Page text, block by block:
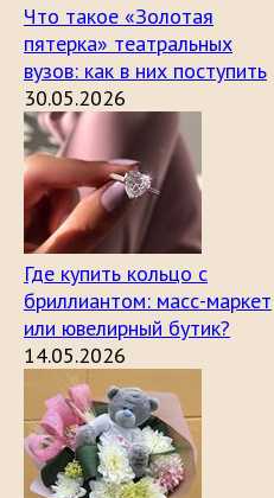
Что такое «Золотая
пятерка» театральных
вузов: как в них поступить
30.05.2026
Где купить кольцо с
бриллиантом: масс-маркет
или ювелирный бутик?
14.05.2026